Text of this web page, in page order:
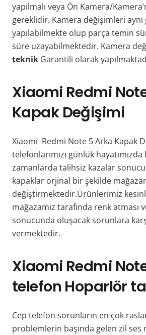
yapılmalı veya Ön Kamera/
gereklidir. Kamera değişimleri
yapılabilmekte olup parça temin
süre uzayabilmektedir. Kamera
teknik Garantili olarak
Xiaomi Redmi
Kapak Değişimi
Xiaomi Redmi Note 5 Arka Kapak
telefonlarımızı günlük hayatımızda
zamanlarda talihsiz kazalar
kapaklar orjinal bir şekilde
değiştirmektedir.Ürünlerimiz
mağazamız tarafında renk atması
sonucunda oluşacak sorunlara
vermektedir.
Xiaomi Redmi
telefon Hoparlör
Cep telefon sorunların en çok
problemlerin başında gelen zil ses